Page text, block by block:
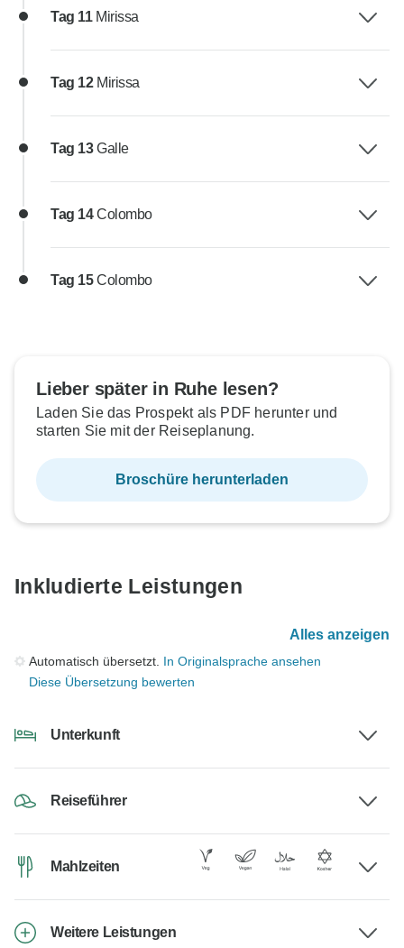
Tag 11 Mirissa
Tag 12 Mirissa
Tag 13Galle
Tag 14Colombo
Tag 15Colombo
Lieber später in Ruhe lesen?
Laden Sie das Prospekt als PDF herunter und
starten Sie mit der Reiseplanung.
Broschüre herunterladen
Inkludierte Leistungen
Alles anzeigen
Automatisch übersetzt. In Originalsprache ansehen
Diese Übersetzung bewerten
Unterkunft
Reiseführer
Mahlzeiten
Weitere Leistungen